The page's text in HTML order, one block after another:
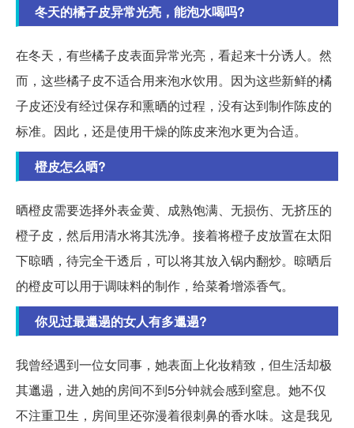
冬天的橘子皮异常光亮，能泡水喝吗?
在冬天，有些橘子皮表面异常光亮，看起来十分诱人。然
而，这些橘子皮不适合用来泡水饮用。因为这些新鲜的橘
子皮还没有经过保存和熏晒的过程，没有达到制作陈皮的
标准。因此，还是使用干燥的陈皮来泡水更为合适。
橙皮怎么晒?
晒橙皮需要选择外表金黄、成熟饱满、无损伤、无挤压的
橙子皮，然后用清水将其洗净。接着将橙子皮放置在太阳
下晾晒，待完全干透后，可以将其放入锅内翻炒。晾晒后
的橙皮可以用于调味料的制作，给菜肴增添香气。
你见过最邋遢的女人有多邋遢?
我曾经遇到一位女同事，她表面上化妆精致，但生活却极
其邋遢，进入她的房间不到5分钟就会感到窒息。她不仅
不注重卫生，房间里还弥漫着很刺鼻的香水味。这是我见